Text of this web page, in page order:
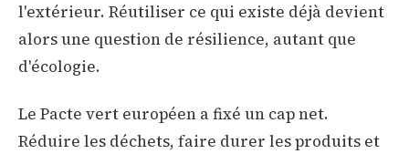
l'extérieur. Réutiliser ce qui existe déjà devient
alors une question de résilience, autant que
d'écologie.
Le Pacte vert européen a fixé un cap net.
Réduire les déchets, faire durer les produits et